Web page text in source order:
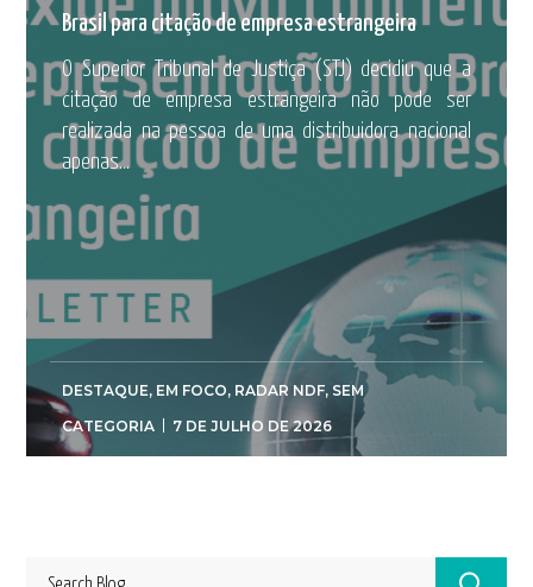
Brasil para citação de empresa estrangeira
O Superior Tribunal de Justiça (STJ) decidiu que a
citação de empresa estrangeira não pode ser
realizada na pessoa de uma distribuidora nacional
apenas...
DESTAQUE, EM FOCO, RADAR NDF, SEM
CATEGORIA
7 DE JULHO DE 2026